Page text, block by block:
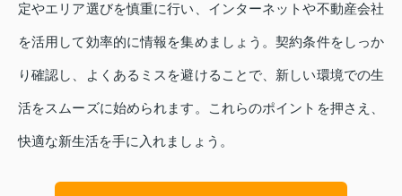
定やエリア選びを慎重に行い、インターネットや不動産会社
を活用して効率的に情報を集めましょう。契約条件をしっか
り確認し、よくあるミスを避けることで、新しい環境での生
活をスムーズに始められます。これらのポイントを押さえ、
快適な新生活を手に入れましょう。